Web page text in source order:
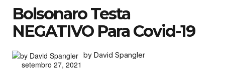
Bolsonaro Testa
NEGATIVO Para Covid-19
by David Spangler
setembro 27, 2021